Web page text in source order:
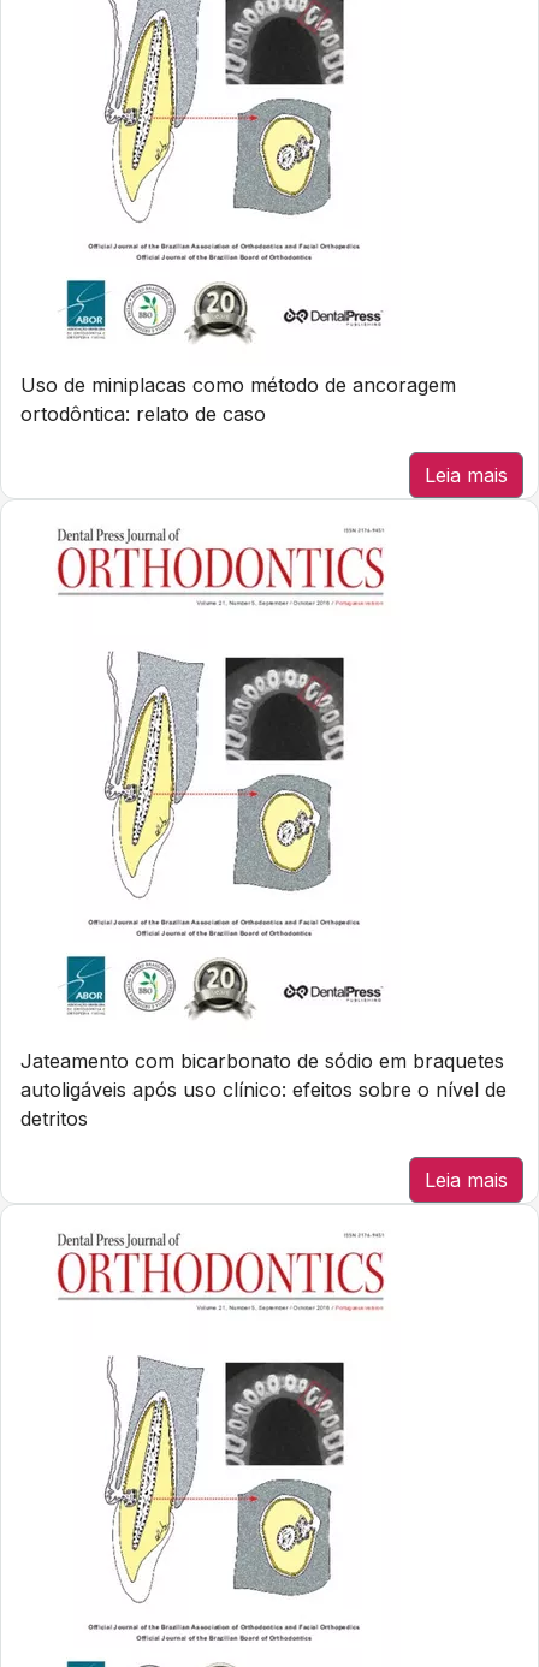
Uso de miniplacas como método de ancoragem
ortodôntica: relato de caso
Leia mais
Jateamento com bicarbonato de sódio em braquetes
autoligáveis após uso clínico: efeitos sobre o nível de
detritos
Leia mais